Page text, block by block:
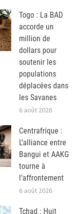
Togo : La BAD
accorde un
million de
dollars pour
soutenir les
populations
déplacées dans
les Savanes
6 août 2026
Centrafrique :
L’alliance entre
Bangui et AAKG
tourne à
l’affrontement
6 août 2026
Tchad : Huit